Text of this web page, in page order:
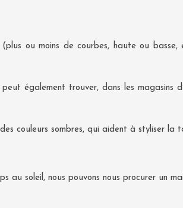
ou moins de courbes, haute ou basse,
également trouver, dans les magasins
couleurs sombres, qui aident à styliser la
au soleil, nous pouvons nous procurer un